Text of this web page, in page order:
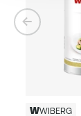
WIBERG